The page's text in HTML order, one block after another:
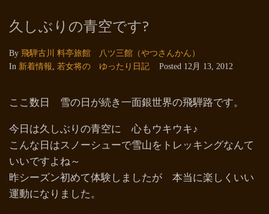
久しぶりの青空です?
By 飛騨古川 料亭旅館 八ツ三館（やつさんかん）
In 新着情報, 若女将の ゆったり日記 Posted 12月 13, 2012
ここ数日 雪の日が続き一面銀世界の飛騨路です。
今日は久しぶりの青空に 心もウキウキ♪
こんな日はスノーシューで雪山をトレッキングなんて
いいですよね～
昨シーズン初めて体験しましたが 本当に楽しくいい
運動になりました。